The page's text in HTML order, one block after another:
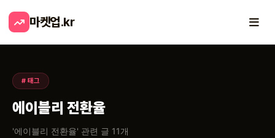
마켓업.kr
# 태그
에이블리 전환율
'에이블리 전환율' 관련 글 11개